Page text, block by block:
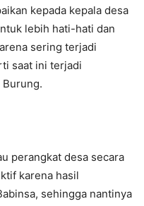
kepada kepala desa
lebih hati-hati dan
sering terjadi
saat ini terjadi
Burung.
perangkat desa secara
karena hasil
sehingga nantinya